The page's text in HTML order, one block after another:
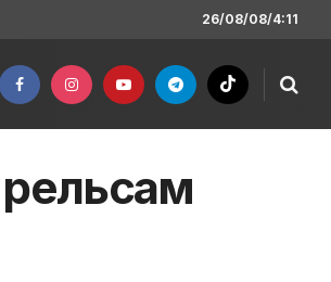
26/08/08/4:11